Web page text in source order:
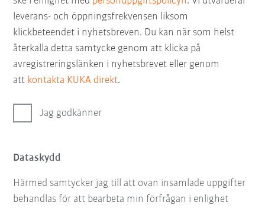
leverans- och öppningsfrekvensen liksom
klickbeteendet i nyhetsbreven. Du kan när som helst
återkalla detta samtycke genom att klicka på
avregistreringslänken i nyhetsbrevet eller genom
att kontakta KUKA direkt.
Jag godkänner
Dataskydd
Härmed samtycker jag till att ovan insamlade uppgifter
behandlas för att bearbeta min förfrågan i enlighet